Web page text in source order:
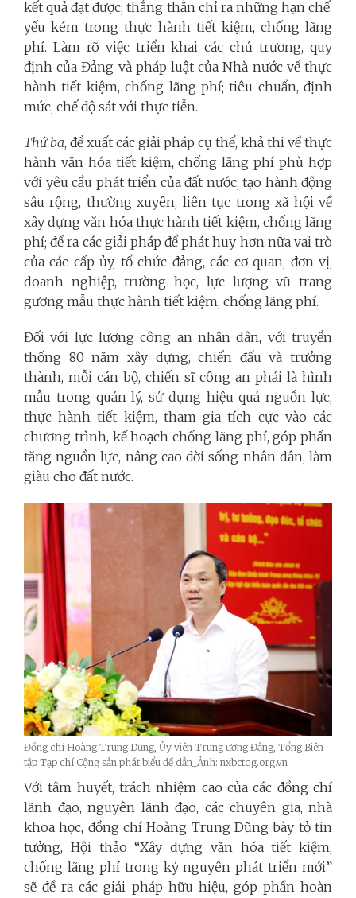
kết quả đạt được; thẳng thắn chỉ ra những hạn chế,
yếu kém trong thực hành tiết kiệm, chống lãng
phí. Làm rõ việc triển khai các chủ trương, quy
định của Đảng và pháp luật của Nhà nước về thực
hành tiết kiệm, chống lãng phí; tiêu chuẩn, định
mức, chế độ sát với thực tiễn.
Thứ ba, đề xuất các giải pháp cụ thể, khả thi về thực
hành văn hóa tiết kiệm, chống lãng phí phù hợp
với yêu cầu phát triển của đất nước; tạo hành động
sâu rộng, thường xuyên, liên tục trong xã hội về
xây dựng văn hóa thực hành tiết kiệm, chống lãng
phí; đề ra các giải pháp để phát huy hơn nữa vai trò
của các cấp ủy, tổ chức đảng, các cơ quan, đơn vị,
doanh nghiệp, trường học, lực lượng vũ trang
gương mẫu thực hành tiết kiệm, chống lãng phí.
Đối với lực lượng công an nhân dân, với truyền
thống 80 năm xây dựng, chiến đấu và trưởng
thành, mỗi cán bộ, chiến sĩ công an phải là hình
mẫu trong quản lý, sử dụng hiệu quả nguồn lực,
thực hành tiết kiệm, tham gia tích cực vào các
chương trình, kế hoạch chống lãng phí, góp phần
tăng nguồn lực, nâng cao đời sống nhân dân, làm
giàu cho đất nước.
Đồng chí Hoàng Trung Dũng, Ủy viên Trung ương Đảng, Tổng Biên
tập Tạp chí Cộng sản phát biểu đề dẫn_Ảnh: nxbctqg.org.vn
Với tâm huyết, trách nhiệm cao của các đồng chí
lãnh đạo, nguyên lãnh đạo, các chuyên gia, nhà
khoa học, đồng chí Hoàng Trung Dũng bày tỏ tin
tưởng, Hội thảo “Xây dựng văn hóa tiết kiệm,
chống lãng phí trong kỷ nguyên phát triển mới”
sẽ đề ra các giải pháp hữu hiệu, góp phần hoàn